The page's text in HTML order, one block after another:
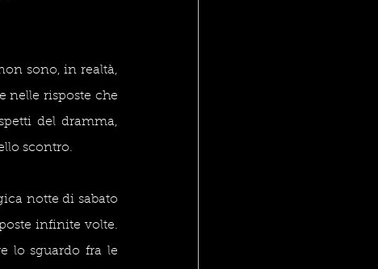
sono, in realtà,
nelle risposte che
del dramma,
scontro.
notte di sabato
infinite volte.
lo sguardo fra le